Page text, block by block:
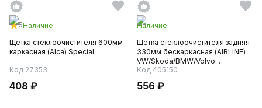
5Наличие
Щетка стеклоочистителя 600мм
каркасная (Alca) Special
Код 27353
408 ₽
Наличие
Щетка стеклоочистителя задняя
330мм бескаркасная (AIRLINE)
VW/Skoda/BMW/Volvo...
Код 405150
556 ₽